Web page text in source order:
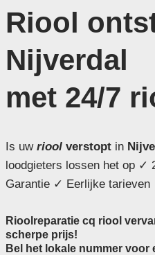
Riool
Nijverdal
met 24/7
Is uw rioolverstoptin
loodgieters lossen het op ✓
Garantie ✓ Eerlijke
Rioolreparatie cq riool
scherpe prijs!
Bel het lokale nummer